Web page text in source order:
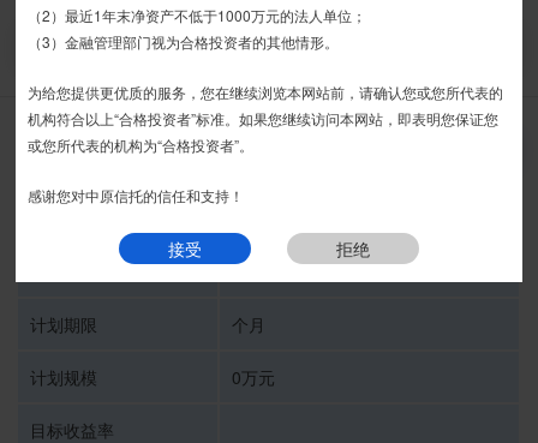
推介期
信托计划名称
计划期限 个月
计划规模 0万元
目标收益率
如有疑问，请联系您的专属客户经理或咨询我司客服电话400-
接受 拒绝
（2）最近1年末净资产不低于1000万元的法人单位；
（3）金融管理部门视为合格投资者的其他情形。
为给您提供更优质的服务，您在继续浏览本网站前，请确认您或您所代表的
机构符合以上“合格投资者”标准。如果您继续访问本网站，即表明您保证您
或您所代表的机构为“合格投资者”。
感谢您对中原信托的信任和支持！
接受 拒绝